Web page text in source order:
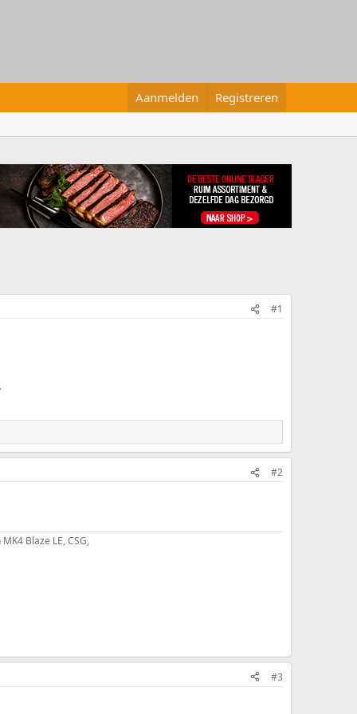
Aanmelden Registreren
#1
#2
Blaze LE, CSG,
#3